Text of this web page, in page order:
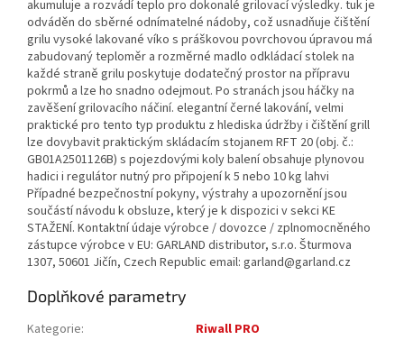
akumuluje a rozvádí teplo pro dokonalé grilovací výsledky. tuk je
odváděn do sběrné odnímatelné nádoby, což usnadňuje čištění
grilu vysoké lakované víko s práškovou povrchovou úpravou má
zabudovaný teploměr a rozměrné madlo odkládací stolek na
každé straně grilu poskytuje dodatečný prostor na přípravu
pokrmů a lze ho snadno odejmout. Po stranách jsou háčky na
zavěšení grilovacího náčiní. elegantní černé lakování, velmi
praktické pro tento typ produktu z hlediska údržby i čištění grill
lze dovybavit praktickým skládacím stojanem RFT 20 (obj. č.:
GB01A2501126B) s pojezdovými koly balení obsahuje plynovou
hadici i regulátor nutný pro připojení k 5 nebo 10 kg lahvi
Případné bezpečnostní pokyny, výstrahy a upozornění jsou
součástí návodu k obsluze, který je k dispozici v sekci KE
STAŽENÍ. Kontaktní údaje výrobce / dovozce / zplnomocněného
zástupce výrobce v EU: GARLAND distributor, s.r.o. Šturmova
1307, 50601 Jičín, Czech Republic email: garland@garland.cz
Doplňkové parametry
Kategorie:
Riwall PRO